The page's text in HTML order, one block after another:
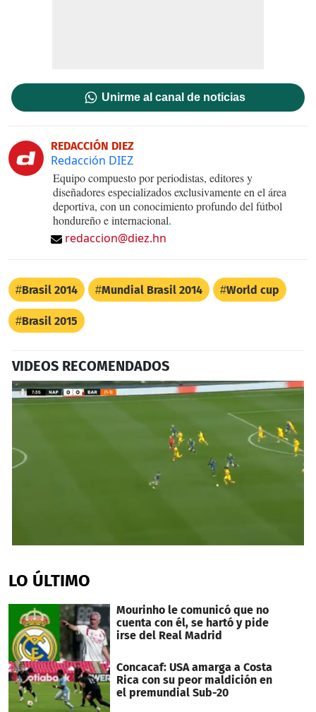
Unirme al canal de noticias
REDACCIÓN DIEZ
Redacción DIEZ
Equipo compuesto por periodistas, editores y
diseñadores especializados exclusivamente en el área
deportiva, con un conocimiento profundo del fútbol
hondureño e internacional.
redaccion@diez.hn
Brasil 2014 Mundial Brasil 2014 World cup
Brasil 2015
VIDEOS RECOMENDADOS
of
12
53
seconds
LO ÚLTIMO
Mourinho le comunicó que no
cuenta con él, se hartó y pide
irse del Real Madrid
Concacaf: USA amarga a Costa
Rica con su peor maldición en
el premundial Sub-20